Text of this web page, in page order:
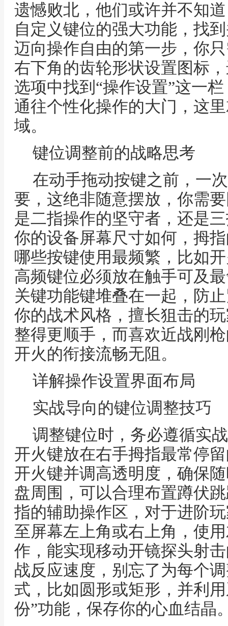
遗憾败北，他们或许并不知
自定义键位的强大功能，找
迈向操作自由的第一步，你
右下角的齿轮形状设置图标
选项中找到“操作设置”这一
通往个性化操作的大门，这
域。
键位调整前的战略思考
在动手拖动按键之前，一
要，这绝非随意摆放，你需
是二指操作的坚守者，还是
你的设备屏幕尺寸如何，拇
哪些按键使用最频繁，比如
高频键位必须放在触手可及
关键功能键堆叠在一起，防
你的战术风格，擅长狙击的
整得更顺手，而喜欢近战刚
开火的衔接流畅无阻。
详解操作设置界面布局
实战导向的键位调整技巧
调整键位时，务必遵循实
开火键放在右手拇指最常停
开火键并调高透明度，确保
盘周围，可以合理布置蹲伏
指的辅助操作区，对于进阶
至屏幕左上角或右上角，使
作，能实现移动开镜探头射
战反应速度，别忘了为每个
式，比如圆形或矩形，并利
份”功能，保存你的心血结晶